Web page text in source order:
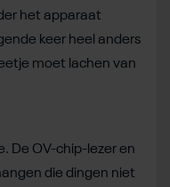
het apparaat
keer heel anders
moet lachen van
De OV-chip-lezer en
die dingen niet